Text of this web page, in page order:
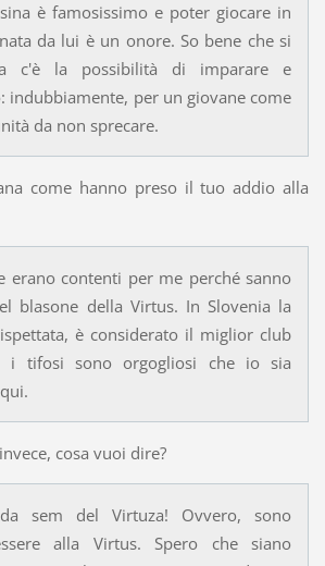
è famosissimo e poter giocare in
da lui è un onore. So bene che si
c'è la possibilità di imparare e
indubbiamente, per un giovane come
da non sprecare.
come hanno preso il tuo addio alla
erano contenti per me perché sanno
blasone della Virtus. In Slovenia la
è considerato il miglior club
i tifosi sono orgogliosi che io sia
cosa vuoi dire?
sem del Virtuza! Ovvero, sono
alla Virtus. Spero che siano